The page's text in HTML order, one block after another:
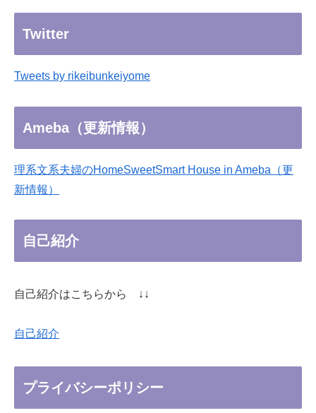
Twitter
Tweets by rikeibunkeiyome
Ameba（更新情報）
理系文系夫婦のHomeSweetSmart House in Ameba（更
新情報）
自己紹介
自己紹介はこちらから ↓↓
自己紹介
プライバシーポリシー